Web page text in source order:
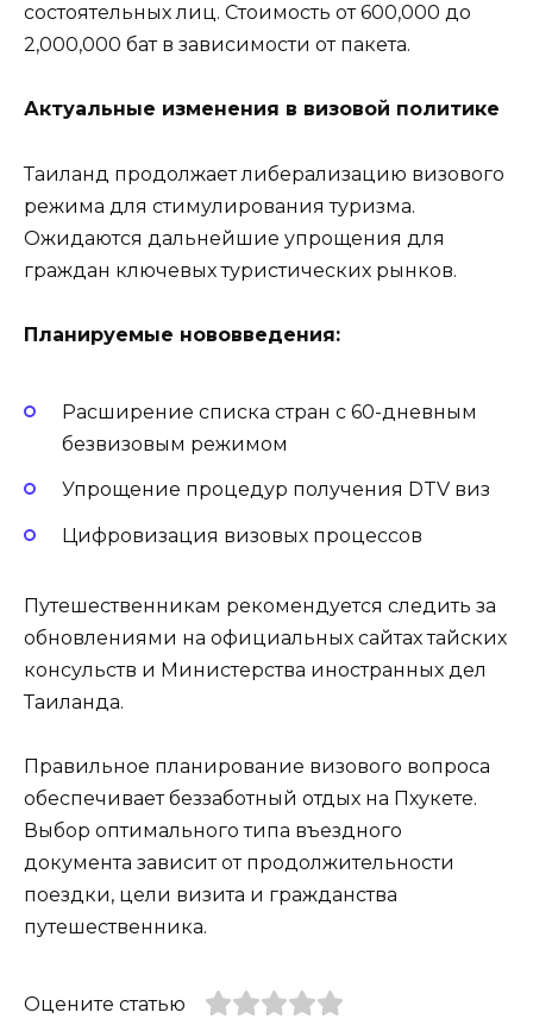
состоятельных лиц. Стоимость от 600,000 до
2,000,000 бат в зависимости от пакета.
Актуальные изменения в визовой политике
Таиланд продолжает либерализацию визового
режима для стимулирования туризма.
Ожидаются дальнейшие упрощения для
граждан ключевых туристических рынков.
Планируемые нововведения:
Расширение списка стран с 60-дневным
безвизовым режимом
Упрощение процедур получения DTV виз
Цифровизация визовых процессов
Путешественникам рекомендуется следить за
обновлениями на официальных сайтах тайских
консульств и Министерства иностранных дел
Таиланда.
Правильное планирование визового вопроса
обеспечивает беззаботный отдых на Пхукете.
Выбор оптимального типа въездного
документа зависит от продолжительности
поездки, цели визита и гражданства
путешественника.
Оцените статью